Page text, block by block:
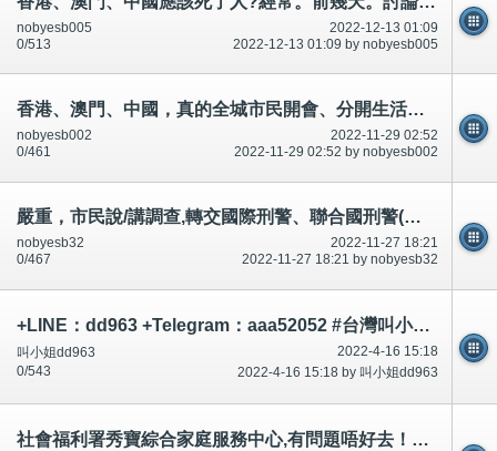
2022-12-13 01:09
nobyesb005
2022-12-13 01:09 by nobyesb005
0/513
香港、澳門、中國，真的全城市民開會、分開生活、經營生產。嚴重性,否則下一個,下一個
2022-11-29 02:52
nobyesb002
2022-11-29 02:52 by nobyesb002
0/461
嚴重，市民說/講調查,轉交國際刑警、聯合國刑警(警察)。如果有193個國家，好像/好似70億人？
2022-11-27 18:21
nobyesb32
2022-11-27 18:21 by nobyesb32
0/467
+LINE：dd963 +Telegram：aaa52052 #台灣叫小姐 #台中叫小姐 #台北叫小姐 #高雄叫小姐 #新竹叫小姐 #台南叫小姐 #彰化叫小
2022-4-16 15:18
叫小姐dd963
2022-4-16 15:18 by 叫小姐dd963
0/543
社會福利署秀寶綜合家庭服務中心,有問題唔好去！納稅人,誰活？誰應該死？好多討論區有講-公開